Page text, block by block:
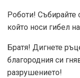
Роботи! Събирайте
който носи гибел
Братя! Дигнете
благородния си
разрушението!